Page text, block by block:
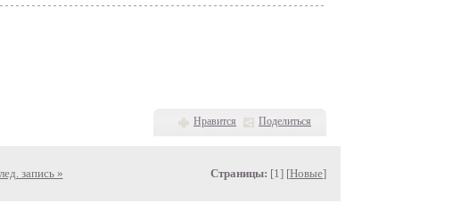
Нравится Поделиться
запись » Страницы: [1] [Новые]